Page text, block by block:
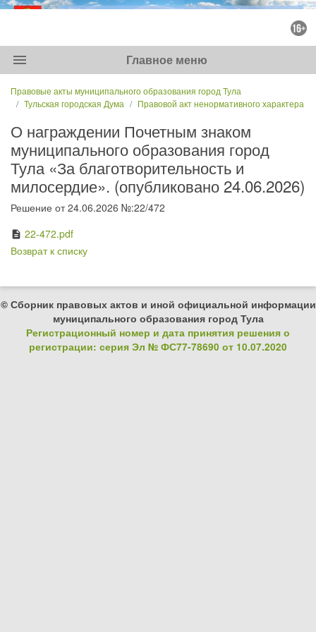
menu Главное меню
Правовые акты муниципального образования город Тула
Тульская городская Дума
Правовой акт ненормативного характера
О награждении Почетным знаком
муниципального образования город
Тула «За благотворительность и
милосердие». (опубликовано 24.06.2026)
Решение от 24.06.2026 №:22/472
description 22-472.pdf
Возврат к списку
© Сборник правовых актов и иной официальной информации
муниципального образования город Тула
Регистрационный номер и дата принятия решения о
регистрации: серия Эл № ФС77-78690 от 10.07.2020